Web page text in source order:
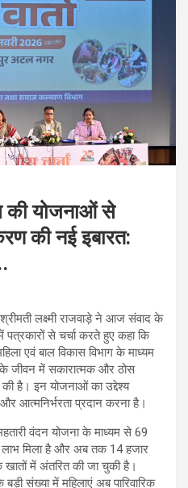
की योजनाओं से
की नई इबारत:
लक्ष्मी राजवाड़े ने आज संवाद के
पत्रकारों से चर्चा करते हुए कहा कि
एवं बाल विकास विभाग के माध्यम
जीवन में सकारात्मक और ठोस
है। इन योजनाओं का उद्देश्य
आत्मनिर्भरता प्रदान करना है।
वंदन योजना के माध्यम से 69
मिला है और अब तक 14 हजार
में अंतरित की जा चुकी है।
संख्या में महिलाएं अब पारिवारिक